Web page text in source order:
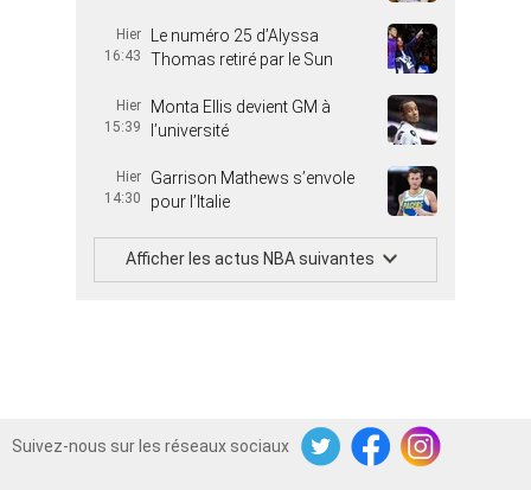
Hier
16:43
Le numéro 25 d’Alyssa
Thomas retiré par le Sun
Hier
15:39
Monta Ellis devient GM à
l’université
Hier
14:30
Garrison Mathews s’envole
pour l’Italie
Afficher les actus NBA suivantes
Suivez-nous sur les réseaux sociaux
TwitterFacebookInstagram